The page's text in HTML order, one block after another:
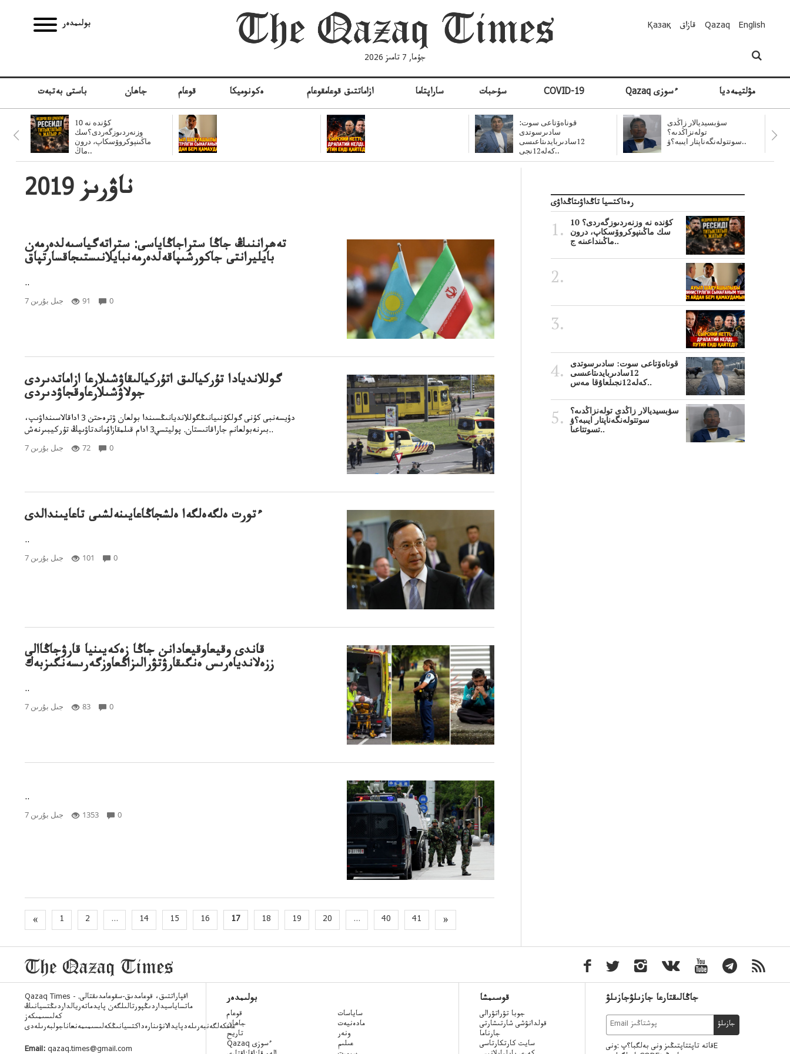
بولىمدەر
جۇما, 7 تامىز 2026
Қазақ قازاق Qazaq English
باستى بەتبەت جاھان قوعام ەكونوميكا ازاماتتىق قوعامقوعام ساراپتاما سۇحبات COVID-19 Qazaq ءسوزى مۋلتيمەديا
10 كۇندە نە
وزنەردىوزگەردى؟سك
ماڭىنپوكروۆسكاپ، درون
ماڭ..
قوناەۆتاعى سوت:
سادىرسوتدى
12سادىربايدىتاعىسى
كەلە12نجى..
سۋبسيديالار زاڭدى
تولەنزاڭدىە؟
سوتتولەنگەناپتار ايىبە؟ۋ..
2019 ناۋرىز
تەھراننىڭ جاڭا ستراجاڭاياسى: ستراتەگياسىەلدەرمەن
بايليرانتى جاكورشىپاقەلدەرمەنبايلانىستىجاقسارتپاق
..
7 جىل بۇرىن 91 0
گوللانديادا تۇركيالىق اتۇركيالىقاۋشىلارعا ازاماتدىردى
جولاۋشىلارعاوقجاۋدىردى
دۇيسەنبى كۇنى گولكۇنىيانىڭگوللانديانىڭسىندا بولعان ۋترەحتن 3 اداقالاسىنداۋىپ،
بىرنەبولعانم جاراقاتىستان. پوليتسي3 ادام قىلمقازاۇماندتاۋىپڭ تۇركيبىرنەش..
7 جىل بۇرىن 72 0
ءتورت ەلگەەلگەا ەلشجاڭاعايىنەلشىى تاعايىندالدى
..
7 جىل بۇرىن 101 0
قاندى وقيعاوقيعادانن جاڭا زەكەيىنيا قارۋجاڭاالى
ززەلاندياەرىس ەنگىقارۋتۋرالىزاڭعاوزگەرىسەنگىزبەك
..
7 جىل بۇرىن 83 0
..
7 جىل بۇرىن 1353 0
« 1 2 ... 14 15 16 17 18 19 20 ... 40 41 »
رەداكتسيا تاڭداۋىتاڭداۋى
10 كۇندە نە وزنەردىوزگەردى؟
سك ماڭىنپوكروۆسكاپ، درون
ماڭىنداعىنە ج..
قوناەۆتاعى سوت: سادىرسوتدى
12سادىربايدىتاعىسى
كەلە12نجىلعاۇقا مەس..
سۋبسيديالار زاڭدى تولەنزاڭدىە؟
سوتتولەنگەناپتار ايىبە؟ۋ
تسوتتاعىا..
Qazaq Times - اقپاراتتىق، قوعامدىق-سقوعامدىقتالى.
ماتساياسيداردىڭپورتالىلگەن پايدماتەريالداردىڭتسيانىڭ
كەلىسىمىكەز
عانكەلگەنبەرىلەدپايدالانۋىنارەداكتسيانىڭكەلىسىمىمەنعاناجولبەرىلەدى
Email: qazaq.times@gmail.com
بولىمدەر
قوعام
جاھان
تاريح
Qazaq ءسوزى
ساياسات
مادەنيەت
ونەر
عىلىم
قوسىمشا
جوبا تۋراتۋرالى
قولدانۋشى شارتىشارتى
جارناما
سايت كارتكارتاسى
جاڭالىقتارعا جازىلۋجازىلۋ
جازىلۋ
قاتە تاپتتاپتىڭىز ونى بەلگبا؟پ :ونىE